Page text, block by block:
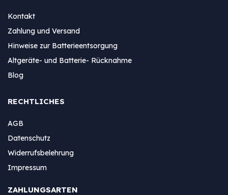
Kontakt
Zahlung und Versand
Hinweise zur Batterieentsorgung
Altgeräte- und Batterie- Rücknahme
Blog
RECHTLICHES
AGB
Datenschutz
Widerrufsbelehrung
Impressum
ZAHLUNGSARTEN